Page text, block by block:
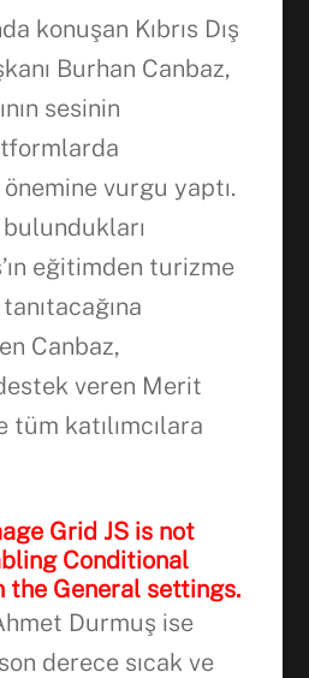
konuşan Kıbrıs Dış
Burhan Canbaz,
sesinin
vurgu yaptı.
eğitimden turizme
Canbaz,
veren Merit
katılımcılara
Grid JS is not
Conditional
General settings.
Durmuş ise
derece sıcak ve